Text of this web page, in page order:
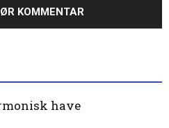
have